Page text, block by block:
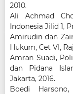
2010.
Ali Achmad
Indonesia Jilid 1,
Amirudin dan
Hukum, Cet VI,
Amran Suadi,
dan Pidana
Jakarta, 2016.
Boedi